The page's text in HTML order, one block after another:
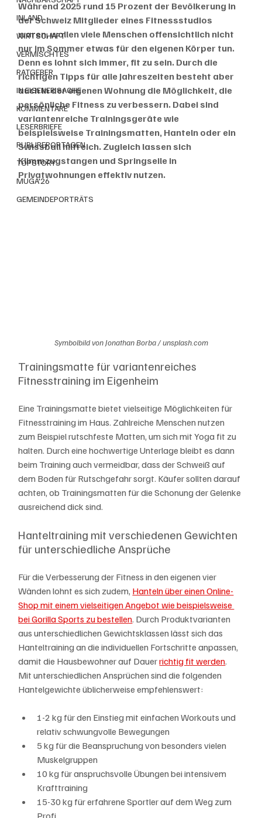
INLAND
WIRTSCHAFT
VERMISCHTES
RATGEBER
IN EIGENER SACHE
KOMMENTARE
LESERBRIEFE
PUBLIREPORTAGEN
TOPSTORY
MUGA'26
GEMEINDEPORTRÄTS
Während 2025 rund 15 Prozent der Bevölkerung in
der Schweiz Mitglieder eines Fitnessstudios
waren, wollen viele Menschen offensichtlich nicht
nur im Sommer etwas für den eigenen Körper tun.
Denn es lohnt sich immer, fit zu sein. Durch die
richtigen Tipps für alle Jahreszeiten besteht aber
auch in der eigenen Wohnung die Möglichkeit, die
persönliche Fitness zu verbessern. Dabei sind
variantenreiche Trainingsgeräte wie
beispielsweise Trainingsmatten, Hanteln oder ein
Swissball hilfreich. Zugleich lassen sich
Klimmzugstangen und Springseile in
Privatwohnungen effektiv nutzen.
Symbolbild von Jonathan Borba / unsplash.com
Trainingsmatte für variantenreiches
Fitnesstraining im Eigenheim
Eine Trainingsmatte bietet vielseitige Möglichkeiten für
Fitnesstraining im Haus. Zahlreiche Menschen nutzen
zum Beispiel rutschfeste Matten, um sich mit Yoga fit zu
halten. Durch eine hochwertige Unterlage bleibt es dann
beim Training auch vermeidbar, dass der Schweiß auf
dem Boden für Rutschgefahr sorgt. Käufer sollten darauf
achten, ob Trainingsmatten für die Schonung der Gelenke
ausreichend dick sind.
Hanteltraining mit verschiedenen Gewichten
für unterschiedliche Ansprüche
Für die Verbesserung der Fitness in den eigenen vier
Wänden lohnt es sich zudem, Hanteln über einen Online-
Shop mit einem vielseitigen Angebot wie beispielsweise
bei Gorilla Sports zu bestellen. Durch Produktvarianten
aus unterschiedlichen Gewichtsklassen lässt sich das
Hanteltraining an die individuellen Fortschritte anpassen,
damit die Hausbewohner auf Dauer richtig fit werden.
Mit unterschiedlichen Ansprüchen sind die folgenden
Hantelgewichte üblicherweise empfehlenswert:
1-2 kg für den Einstieg mit einfachen Workouts und
relativ schwungvolle Bewegungen
5 kg für die Beanspruchung von besonders vielen
Muskelgruppen
10 kg für anspruchsvolle Übungen bei intensivem
Krafttraining
15-30 kg für erfahrene Sportler auf dem Weg zum
Profi